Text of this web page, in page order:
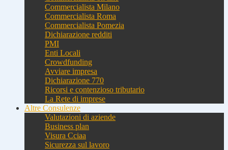
Commercialista Milano
Commercialista Roma
Commercialista Pomezia
Dichiarazione redditi
PMI
Enti Locali
Crowdfunding
Avviare impresa
Dichiarazione 770
Ricorsi e contenzioso tributario
La Rete di imprese
Altre Consulenze
Valutazioni di aziende
Business plan
Visura Cciaa
Sicurezza sul lavoro